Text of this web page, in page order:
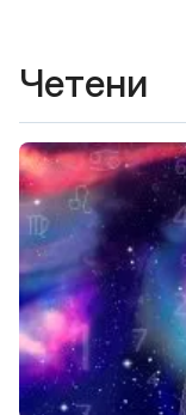
Четени